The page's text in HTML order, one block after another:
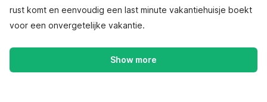
rust komt en eenvoudig een last minute vakantiehuisje boekt
voor een onvergetelijke vakantie.
Show more